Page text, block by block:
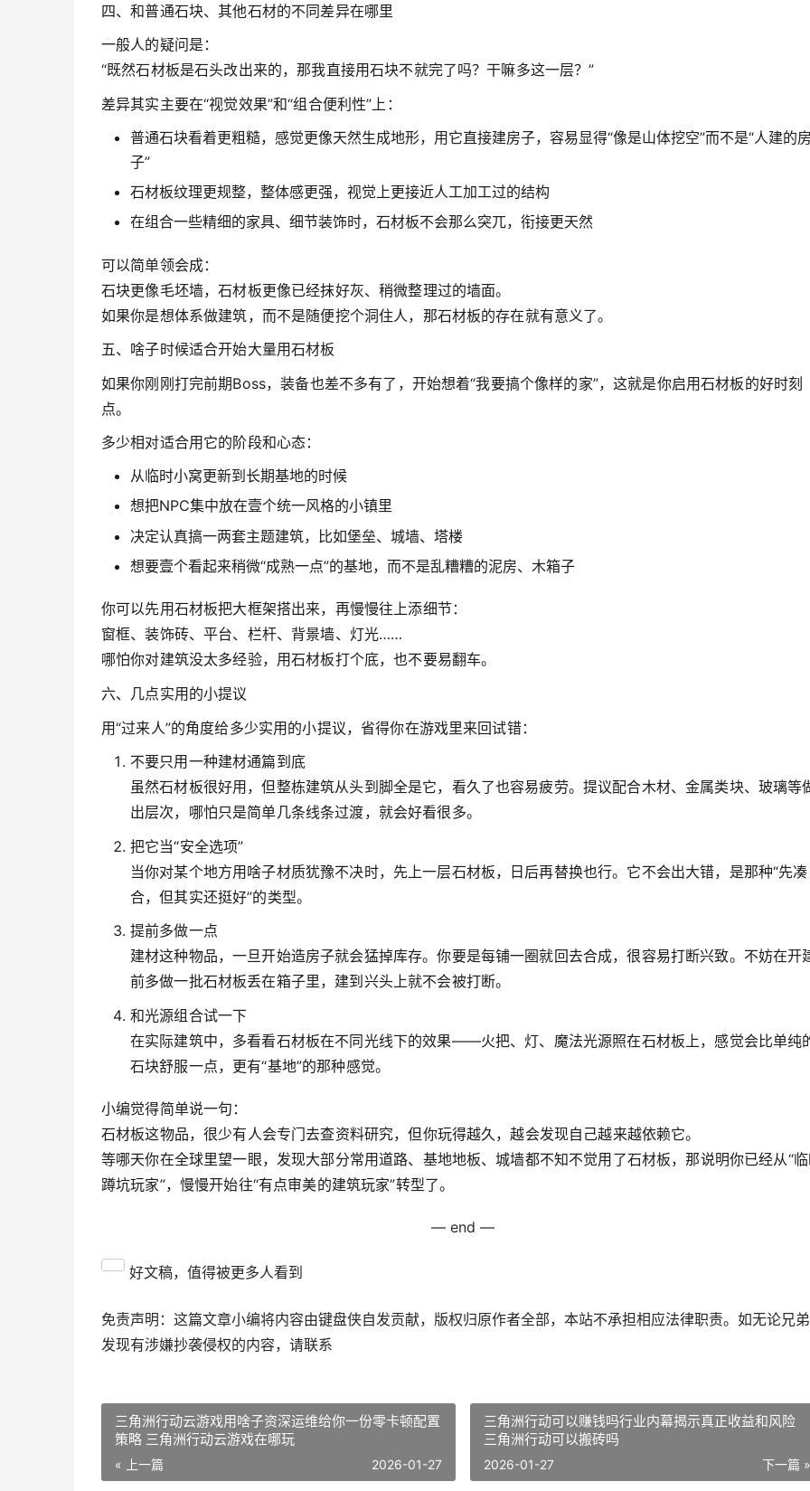
四、和普通石块、其他石材的不同差异在哪里
一般人的疑问是：
“既然石材板是石头改出来的，那我直接用石块不就完了吗？干嘛多这一层？”
差异其实主要在“视觉效果”和“组合便利性”上：
普通石块看着更粗糙，感觉更像天然生成地形，用它直接建房子，容易显得“像是山体挖空”而不是“人建的
子”
石材板纹理更规整，整体感更强，视觉上更接近人工加工过的结构
在组合一些精细的家具、细节装饰时，石材板不会那么突兀，衔接更天然
可以简单领会成：
石块更像毛坯墙，石材板更像已经抹好灰、稍微整理过的墙面。
如果你是想体系做建筑，而不是随便挖个洞住人，那石材板的存在就有意义了。
五、啥子时候适合开始大量用石材板
如果你刚刚打完前期Boss，装备也差不多有了，开始想着“我要搞个像样的家”，这就是你启用石材板的好时刻
点。
多少相对适合用它的阶段和心态：
从临时小窝更新到长期基地的时候
想把NPC集中放在壹个统一风格的小镇里
决定认真搞一两套主题建筑，比如堡垒、城墙、塔楼
想要壹个看起来稍微“成熟一点”的基地，而不是乱糟糟的泥房、木箱子
你可以先用石材板把大框架搭出来，再慢慢往上添细节：
窗框、装饰砖、平台、栏杆、背景墙、灯光……
哪怕你对建筑没太多经验，用石材板打个底，也不要易翻车。
六、几点实用的小提议
用“过来人”的角度给多少实用的小提议，省得你在游戏里来回试错：
不要只用一种建材通篇到底
虽然石材板很好用，但整栋建筑从头到脚全是它，看久了也容易疲劳。提议配合木材、金属类块、玻璃等
出层次，哪怕只是简单几条线条过渡，就会好看很多。
把它当“安全选项”
当你对某个地方用啥子材质犹豫不决时，先上一层石材板，日后再替换也行。它不会出大错，是那种“先凑
合，但其实还挺好”的类型。
提前多做一点
建材这种物品，一旦开始造房子就会猛掉库存。你要是每铺一圈就回去合成，很容易打断兴致。不妨在开
前多做一批石材板丢在箱子里，建到兴头上就不会被打断。
和光源组合试一下
在实际建筑中，多看看石材板在不同光线下的效果——火把、灯、魔法光源照在石材板上，感觉会比单纯
石块舒服一点，更有“基地”的那种感觉。
小编觉得简单说一句：
石材板这物品，很少有人会专门去查资料研究，但你玩得越久，越会发现自己越来越依赖它。
等哪天你在全球里望一眼，发现大部分常用道路、基地地板、城墙都不知不觉用了石材板，那说明你已经从“
蹲坑玩家”，慢慢开始往“有点审美的建筑玩家”转型了。
— end —
好文稿，值得被更多人看到
免责声明：这篇文章小编将内容由键盘侠自发贡献，版权归原作者全部，本站不承担相应法律职责。如无论兄
发现有涉嫌抄袭侵权的内容，请联系
三角洲行动云游戏用啥子资深运维给你一份零卡顿配置
策略 三角洲行动云游戏在哪玩
« 上一篇 2026-01-27
三角洲行动可以赚钱吗行业内幕揭示真正收益和风险
三角洲行动可以搬砖吗
下一篇 »
2026-01-27